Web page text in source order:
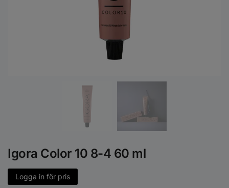
Igora Color 10 8-4 60 ml
Logga in för pris